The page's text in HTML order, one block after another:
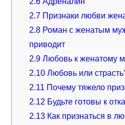
2.7Признаки любви
2.8Роман с женатым
приводит
2.9Любовь к женатому
2.10Любовь или
2.11 Почему тяжело
2.12 Будьте готовы к
2.13Как признаться в